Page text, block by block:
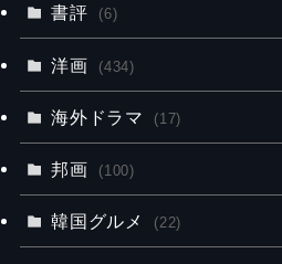
書評 (6)
洋画 (434)
海外ドラマ (17)
邦画 (100)
韓国グルメ (22)